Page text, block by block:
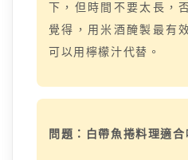
下，但時間不要太長，
覺得，用米酒醃製最有
可以用檸檬汁代替。
問題：白帶魚捲料理適合